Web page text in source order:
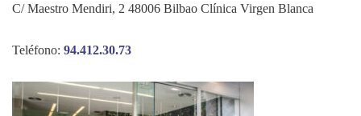
C/ Maestro Mendiri, 2 48006 Bilbao Clínica Virgen Blanca
Teléfono: 94.412.30.73